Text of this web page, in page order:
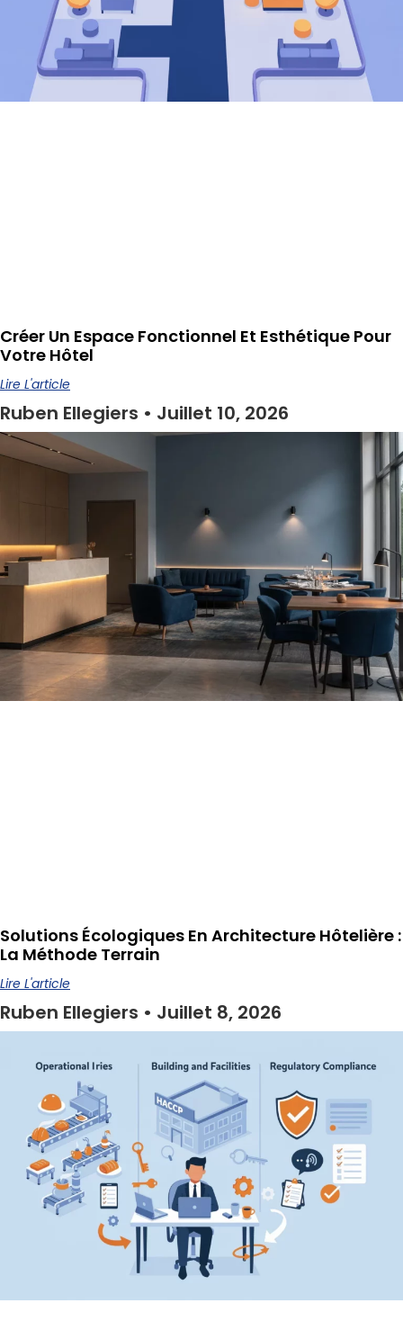
Créer Un Espace Fonctionnel Et Esthétique Pour
Votre Hôtel
Lire L'article
Ruben Ellegiers Juillet 10, 2026
Solutions Écologiques En Architecture Hôtelière :
La Méthode Terrain
Lire L'article
Ruben Ellegiers Juillet 8, 2026